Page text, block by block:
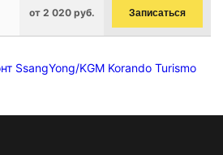
от 2 020 руб. Записаться
SsangYong/KGM Korando Turismo